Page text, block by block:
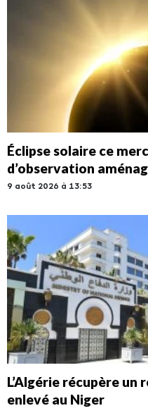
Éclipse solaire ce
d’observation
9 août 2026 à 13:53
L’Algérie récupère
enlevé au Niger